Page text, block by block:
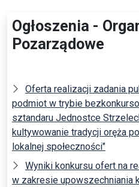
Ogłoszenia -
Pozarządowe
Oferta realizacji zadania
podmiot w trybie
sztandaru Jednostce
kultywowanie tradycji oręża
lokalnej społeczności"
Wyniki konkursu ofert na
w zakresie upowszechniania